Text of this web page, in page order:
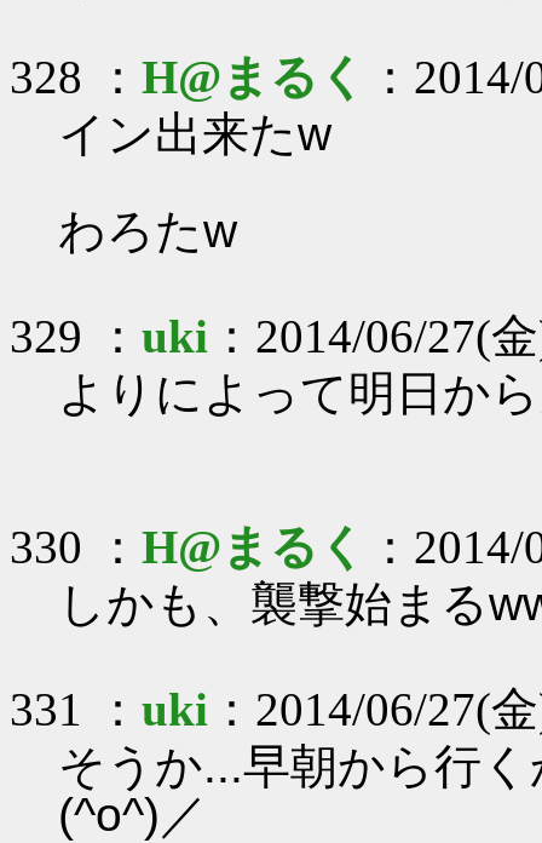
328 ： H@まるく
：
イン出来たw
わろたw
329 ： uki ：2014/06/27(
よりによって明日か
330 ： H@まるく
：
しかも、襲撃始まる
331 ： uki ：2014/06/27(
そうか...早朝から行
(^o^)／